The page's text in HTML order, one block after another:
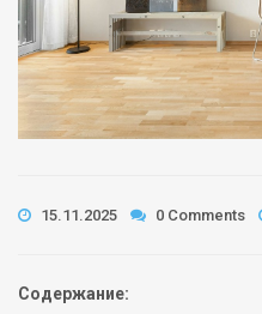
15.11.2025 0 Comments
Содержание: